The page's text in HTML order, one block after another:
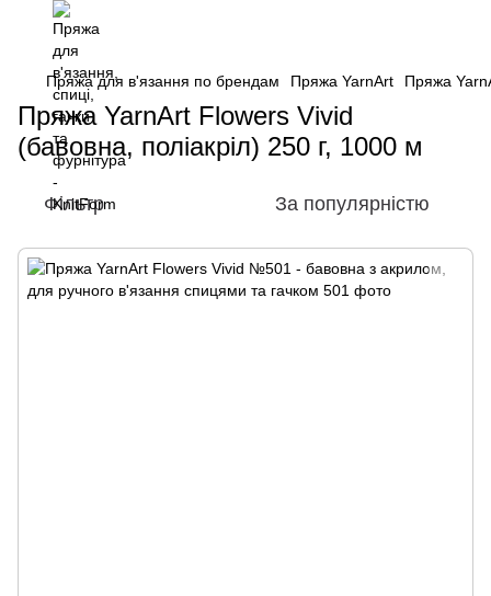
Пряжа для в'язання по брендам Пряжа YarnArt Пряжа
Пряжа YarnArt Flowers Vivid
(бавовна, поліакріл) 250 г, 1000 м
Фільтр За популярністю